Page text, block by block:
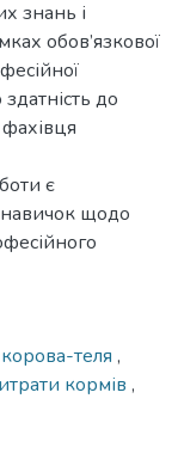
знань і
обов’язкової
до
фахівця
є
щодо
теля ,
кормів ,